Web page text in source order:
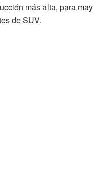
más alta, para
de SUV.